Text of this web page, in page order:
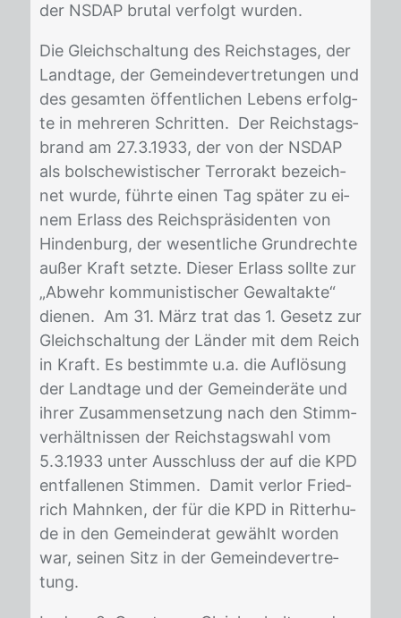
der NS­DAP bru­tal ver­folgt wur­den.
Die Gleich­schal­tung des Reichs­ta­ges, der
Land­ta­ge, der Ge­mein­de­ver­tre­tun­gen und
des ge­sam­ten öf­fent­li­chen Le­bens er­folg­
te in meh­re­ren Schrit­ten. Der Reichs­tags­
brand am 27.3.1933, der von der NS­DAP
als bol­sche­wis­ti­scher Ter­ror­akt be­zeich­
net wur­de, führ­te ei­nen Tag spä­ter zu ei­
nem Er­lass des Reichs­prä­si­den­ten von
Hin­den­burg, der we­sent­li­che Grund­rech­te
au­ßer Kraft setz­te. Die­ser Er­lass soll­te zur
„Ab­wehr kom­mu­nis­ti­scher Ge­walt­ak­te“
die­nen. Am 31. März trat das 1. Ge­setz zur
Gleich­schal­tung der Län­der mit dem Reich
in Kraft. Es be­stimm­te u.a. die Auf­lö­sung
der Land­ta­ge und der Ge­mein­de­rä­te und
ih­rer Zu­sam­men­set­zung nach den Stimm­
ver­hält­nis­sen der Reichs­tags­wahl vom
5.3.1933 un­ter Aus­schluss der auf die KPD
ent­fal­le­nen Stim­men. Da­mit ver­lor Fried­
rich Mahn­ken, der für die KPD in Rit­ter­hu­
de in den Ge­mein­de­rat ge­wählt wor­den
war, sei­nen Sitz in der Ge­mein­de­ver­tre­
tung.